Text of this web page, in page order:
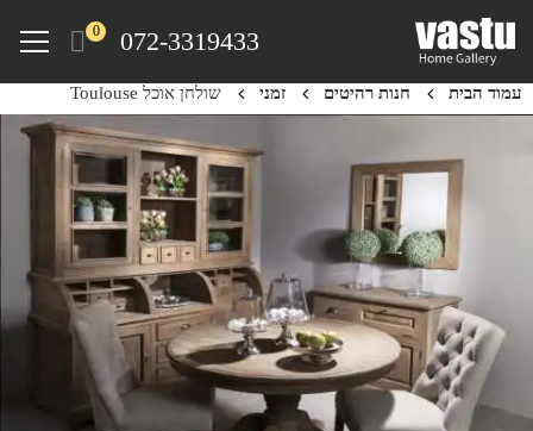
content
072-3319433
0
Menu
עמוד הבית חנות רהיטים זמני שולחן אוכל Toulouse